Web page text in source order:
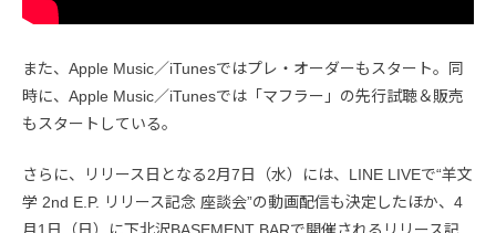
また、Apple Music／iTunesではプレ・オーダーもスタート。同
時に、Apple Music／iTunesでは「マフラー」の先行試聴＆販売
もスタートしている。
さらに、リリース日となる2月7日（水）には、LINE LIVEで“羊文
学 2nd E.P. リリース記念 座談会”の動画配信も決定したほか、4